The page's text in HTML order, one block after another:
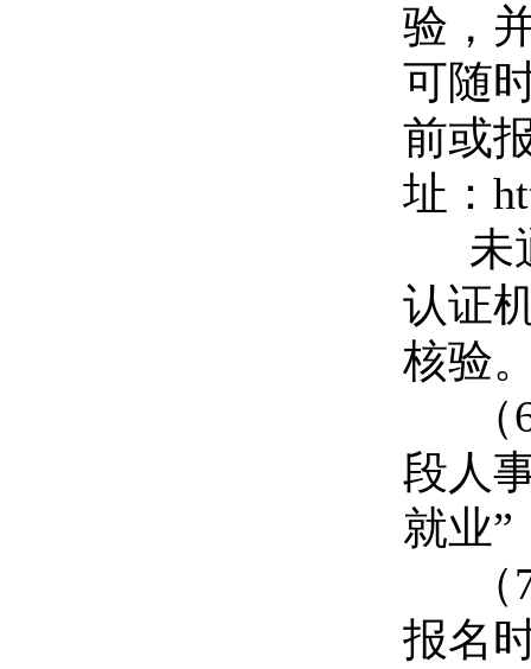
验，
可随
前或
址：
未
认证
核验
段人
就业”
（
报名